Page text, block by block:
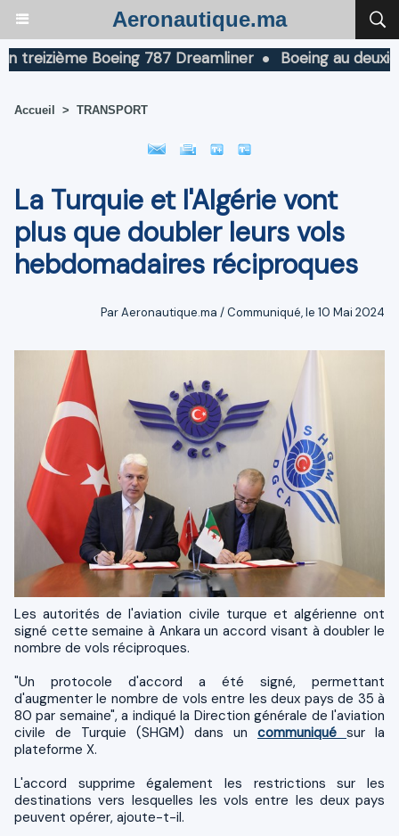
Aeronautique.ma
Boeing 787 Dreamliner Boeing au deuxième
Accueil > TRANSPORT
La Turquie et l'Algérie vont
plus que doubler leurs vols
hebdomadaires réciproques
Par Aeronautique.ma / Communiqué, le 10 Mai 2024
Les autorités de l'aviation civile turque et algérienne ont
signé cette semaine à Ankara un accord visant à doubler le
nombre de vols réciproques.
"Un protocole d'accord a été signé, permettant
d'augmenter le nombre de vols entre les deux pays de 35 à
80 par semaine", a indiqué la Direction générale de l'aviation
civile de Turquie (SHGM) dans un communiqué sur la
plateforme X.
L'accord supprime également les restrictions sur les
destinations vers lesquelles les vols entre les deux pays
peuvent opérer, ajoute-t-il.